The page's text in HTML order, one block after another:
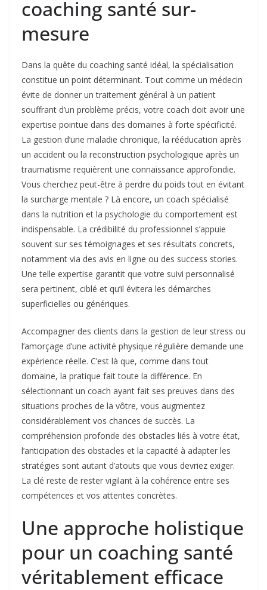
coaching santé sur-
mesure
Dans la quête du coaching santé idéal, la spécialisation
constitue un point déterminant. Tout comme un médecin
évite de donner un traitement général à un patient
souffrant d’un problème précis, votre coach doit avoir une
expertise pointue dans des domaines à forte spécificité.
La gestion d’une maladie chronique, la rééducation après
un accident ou la reconstruction psychologique après un
traumatisme requièrent une connaissance approfondie.
Vous cherchez peut-être à perdre du poids tout en évitant
la surcharge mentale ? Là encore, un coach spécialisé
dans la nutrition et la psychologie du comportement est
indispensable. La crédibilité du professionnel s’appuie
souvent sur ses témoignages et ses résultats concrets,
notamment via des avis en ligne ou des success stories.
Une telle expertise garantit que votre suivi personnalisé
sera pertinent, ciblé et qu’il évitera les démarches
superficielles ou génériques.
Accompagner des clients dans la gestion de leur stress ou
l’amorçage d’une activité physique régulière demande une
expérience réelle. C’est là que, comme dans tout
domaine, la pratique fait toute la différence. En
sélectionnant un coach ayant fait ses preuves dans des
situations proches de la vôtre, vous augmentez
considérablement vos chances de succès. La
compréhension profonde des obstacles liés à votre état,
l’anticipation des obstacles et la capacité à adapter les
stratégies sont autant d’atouts que vous devriez exiger.
La clé reste de rester vigilant à la cohérence entre ses
compétences et vos attentes concrètes.
Une approche holistique
pour un coaching santé
véritablement efficace